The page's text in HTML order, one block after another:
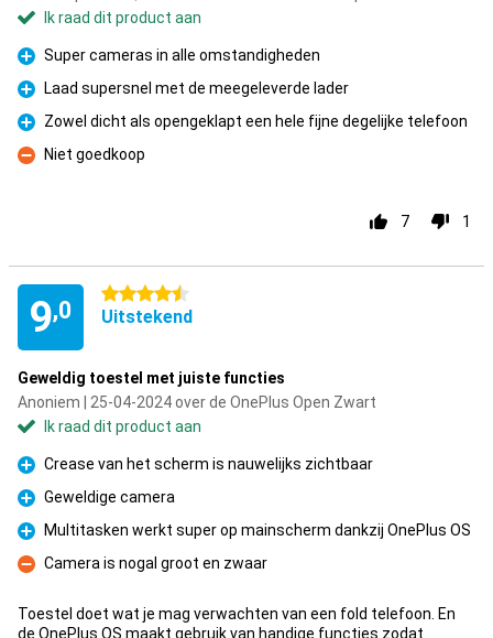
Ik raad dit product aan
Pluspunt
Super cameras in alle omstandigheden
Pluspunt
Laad supersnel met de meegeleverde lader
Pluspunt
Zowel dicht als opengeklapt een hele fijne degelijke telefoon
Minpunt
Niet goedkoop
7 1
9,0
4.5 sterren
Uitstekend
Geweldig toestel met juiste functies
Anoniem | 25-04-2024 over de OnePlus Open Zwart
Ik raad dit product aan
Pluspunt
Crease van het scherm is nauwelijks zichtbaar
Pluspunt
Geweldige camera
Pluspunt
Multitasken werkt super op mainscherm dankzij OnePlus OS
Minpunt
Camera is nogal groot en zwaar
Toestel doet wat je mag verwachten van een fold telefoon. En
de OnePlus OS maakt gebruik van handige functies zodat